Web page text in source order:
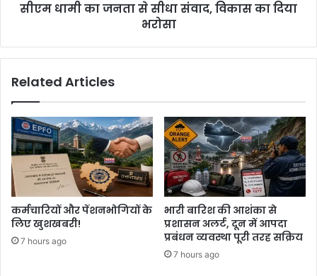
सीएम धामी का जनता से सीधा संवाद, विकास का दिया
भरोसा
Related Articles
कर्मचारियों और पेंशनभोगियों के
लिए खुशखबरी!
7 hours ago
भारी बारिश की आशंका से
प्रशासन अलर्ट, दून में आपदा
प्रबंधन व्यवस्था पूरी तरह सक्रिय
7 hours ago